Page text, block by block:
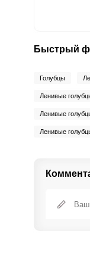
Быстрый
Голубцы
Ленивые
Ленивые
Ленивые